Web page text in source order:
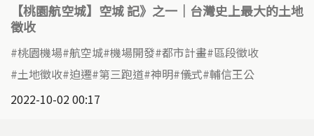
【桃園航空城】空城 記》之一｜台灣史上最大的土地
徵收
桃園機場 航空城 機場開發 都市計畫 區段徵收
土地徵收 迫遷 第三跑道 神明 儀式 輔信王公
2022-10-02 00:17